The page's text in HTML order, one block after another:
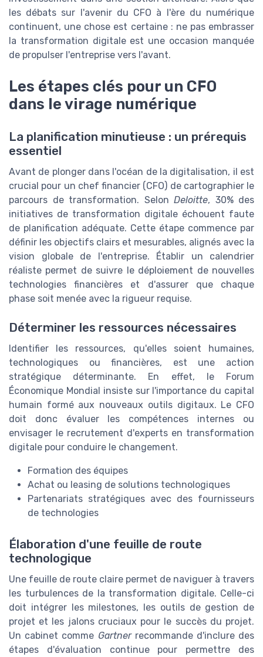
les débats sur l'avenir du CFO à l'ère du numérique
continuent, une chose est certaine : ne pas embrasser
la transformation digitale est une occasion manquée
de propulser l'entreprise vers l'avant.
Les étapes clés pour un CFO
dans le virage numérique
La planification minutieuse : un prérequis
essentiel
Avant de plonger dans l'océan de la digitalisation, il est
crucial pour un chef financier (CFO) de cartographier le
parcours de transformation. Selon Deloitte, 30% des
initiatives de transformation digitale échouent faute
de planification adéquate. Cette étape commence par
définir les objectifs clairs et mesurables, alignés avec la
vision globale de l'entreprise. Établir un calendrier
réaliste permet de suivre le déploiement de nouvelles
technologies financières et d'assurer que chaque
phase soit menée avec la rigueur requise.
Déterminer les ressources nécessaires
Identifier les ressources, qu'elles soient humaines,
technologiques ou financières, est une action
stratégique déterminante. En effet, le Forum
Économique Mondial insiste sur l'importance du capital
humain formé aux nouveaux outils digitaux. Le CFO
doit donc évaluer les compétences internes ou
envisager le recrutement d'experts en transformation
digitale pour conduire le changement.
Formation des équipes
Achat ou leasing de solutions technologiques
Partenariats stratégiques avec des fournisseurs
de technologies
Élaboration d'une feuille de route
technologique
Une feuille de route claire permet de naviguer à travers
les turbulences de la transformation digitale. Celle-ci
doit intégrer les milestones, les outils de gestion de
projet et les jalons cruciaux pour le succès du projet.
Un cabinet comme Gartnerrecommande d'inclure des
étapes d'évaluation continue pour permettre des